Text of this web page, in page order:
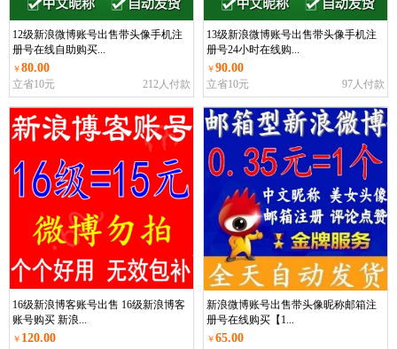
12级新浪微博账号出售带头像手机注
册号在线自助购买...
￥80.00
立省10元 212人付款
13级新浪微博账号出售带头像手机注
册号24小时在线购...
￥90.00
立省10元 97人付款
16级新浪博客账号出售 16级新浪博客
账号购买 新浪...
￥ 120.00
新浪微博账号出售带头像昵称邮箱注
册号在线购买【1...
￥65.00